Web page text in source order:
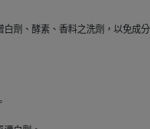
白劑、酵素、香料之洗劑，以免成